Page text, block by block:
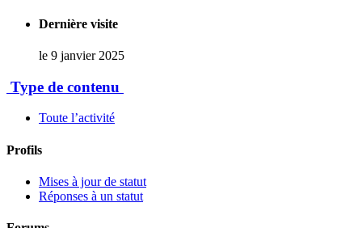
Dernière visite
le 9 janvier 2025
Type de contenu
Toute l’activité
Profils
Mises à jour de statut
Réponses à un statut